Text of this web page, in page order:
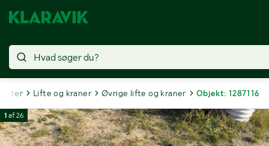
Lifte og kraner Øvrige lifte og kraner Objekt: 1287116
1 af26